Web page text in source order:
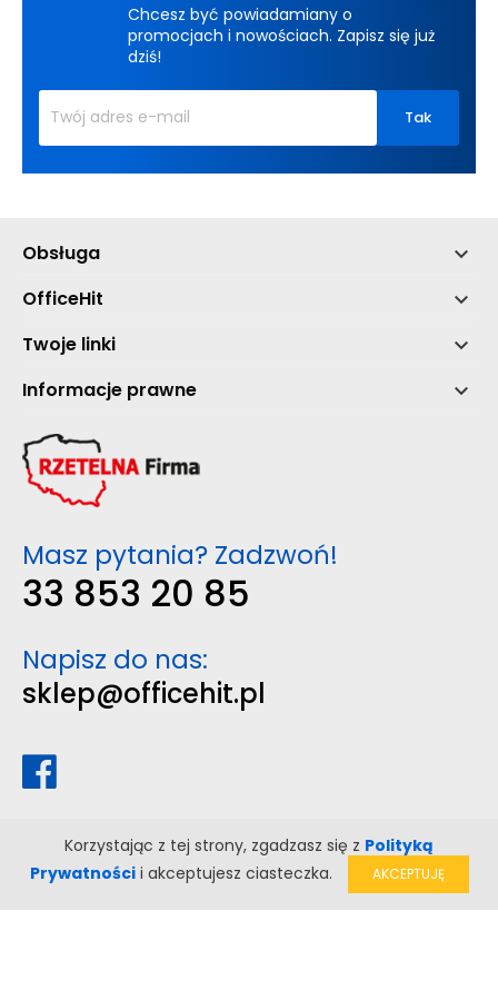
Chcesz być powiadamiany o
promocjach i nowościach. Zapisz się już
dziś!
Obsługa 
OfficeHit 
Twoje linki 
Informacje prawne 
Masz pytania? Zadzwoń!
33 853 20 85
Napisz do nas:
sklep@officehit.pl
Korzystając z tej strony, zgadzasz się z Polityką
Prywatnościi akceptujesz ciasteczka. AKCEPTUJĘ